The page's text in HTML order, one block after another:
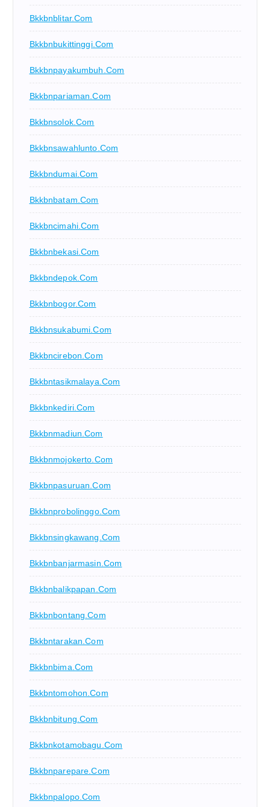
Bkkbnblitar.com
Bkkbnbukittinggi.com
Bkkbnpayakumbuh.com
Bkkbnpariaman.com
Bkkbnsolok.com
Bkkbnsawahlunto.com
Bkkbndumai.com
Bkkbnbatam.com
Bkkbncimahi.com
Bkkbnbekasi.com
Bkkbndepok.com
Bkkbnbogor.com
Bkkbnsukabumi.com
Bkkbncirebon.com
Bkkbntasikmalaya.com
Bkkbnkediri.com
Bkkbnmadiun.com
Bkkbnmojokerto.com
Bkkbnpasuruan.com
Bkkbnprobolinggo.com
Bkkbnsingkawang.com
Bkkbnbanjarmasin.com
Bkkbnbalikpapan.com
Bkkbnbontang.com
Bkkbntarakan.com
Bkkbnbima.com
Bkkbntomohon.com
Bkkbnbitung.com
Bkkbnkotamobagu.com
Bkkbnparepare.com
Bkkbnpalopo.com